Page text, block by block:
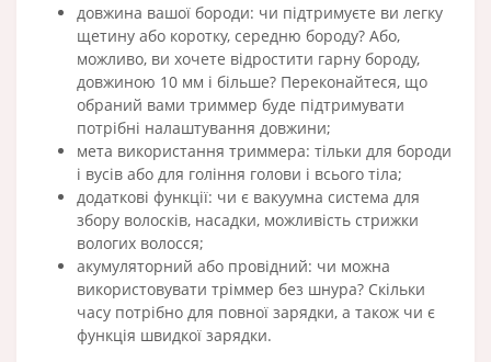
довжина вашої бороди: чи підтримуєте ви легку
щетину або коротку, середню бороду? Або,
можливо, ви хочете відростити гарну бороду,
довжиною 10 мм і більше? Переконайтеся, що
обраний вами триммер буде підтримувати
потрібні налаштування довжини;
мета використання триммера: тільки для бороди
і вусів або для гоління голови і всього тіла;
додаткові функції: чи є вакуумна система для
збору волосків, насадки, можливість стрижки
вологих волосся;
акумуляторний або провідний: чи можна
використовувати тріммер без шнура? Скільки
часу потрібно для повної зарядки, а також чи є
функція швидкої зарядки.